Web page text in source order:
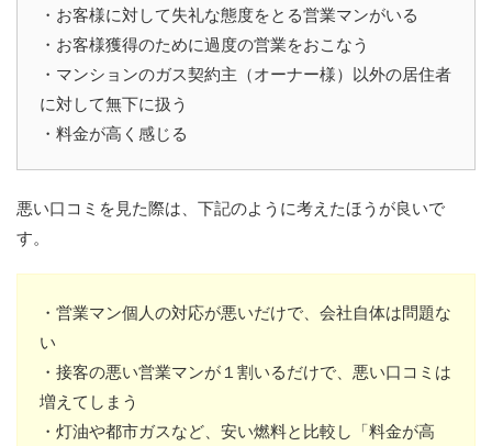
・お客様に対して失礼な態度をとる営業マンがいる
・お客様獲得のために過度の営業をおこなう
・マンションのガス契約主（オーナー様）以外の居住者
に対して無下に扱う
・料金が高く感じる
悪い口コミを見た際は、下記のように考えたほうが良いで
す。
・営業マン個人の対応が悪いだけで、会社自体は問題な
い
・接客の悪い営業マンが１割いるだけで、悪い口コミは
増えてしまう
・灯油や都市ガスなど、安い燃料と比較し「料金が高